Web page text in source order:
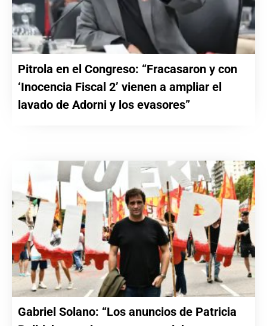
Pitrola en el Congreso: “Fracasaron y con
‘Inocencia Fiscal 2’ vienen a ampliar el
lavado de Adorni y los evasores”
Gabriel Solano: “Los anuncios de Patricia